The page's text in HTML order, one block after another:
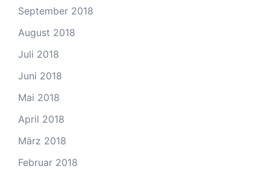
September 2018
August 2018
Juli 2018
Juni 2018
Mai 2018
April 2018
März 2018
Februar 2018